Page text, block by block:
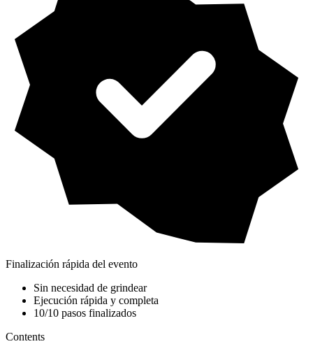
Finalización rápida del evento
Sin necesidad de grindear
Ejecución rápida y completa
10/10 pasos finalizados
Contents